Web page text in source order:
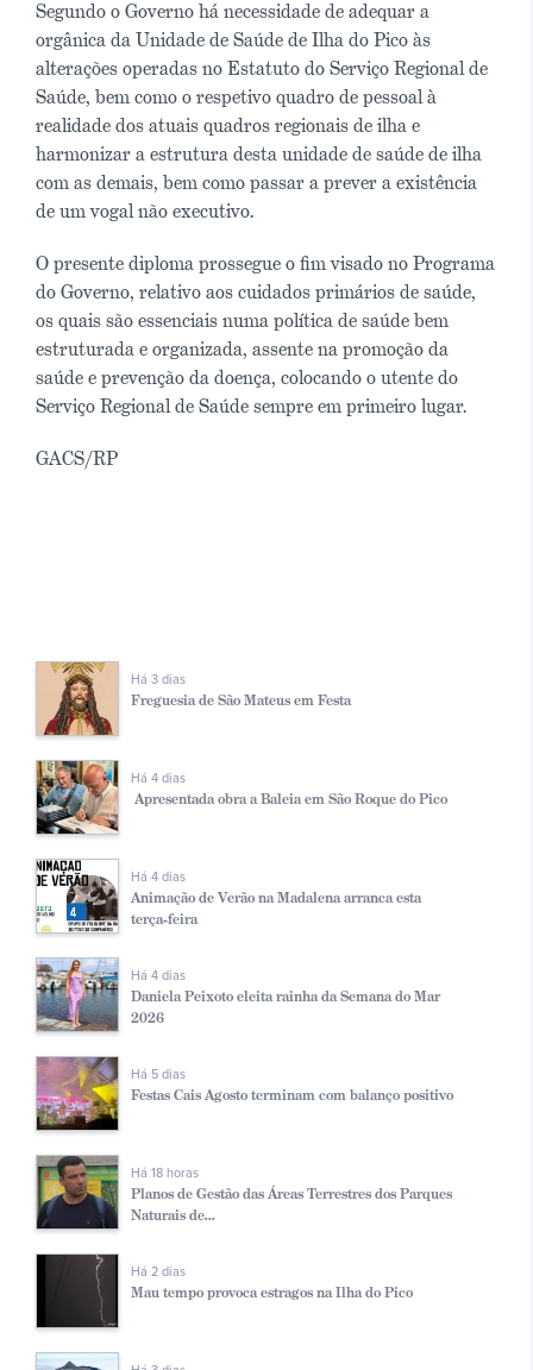
Segundo o Governo há necessidade de adequar a
orgânica da Unidade de Saúde de Ilha do Pico às
alterações operadas no Estatuto do Serviço Regional de
Saúde, bem como o respetivo quadro de pessoal à
realidade dos atuais quadros regionais de ilha e
harmonizar a estrutura desta unidade de saúde de ilha
com as demais, bem como passar a prever a existência
de um vogal não executivo.
O presente diploma prossegue o fim visado no Programa
do Governo, relativo aos cuidados primários de saúde,
os quais são essenciais numa política de saúde bem
estruturada e organizada, assente na promoção da
saúde e prevenção da doença, colocando o utente do
Serviço Regional de Saúde sempre em primeiro lugar.
GACS/RP
Há 3 dias
Freguesia de São Mateus em Festa
Há 4 dias
Apresentada obra a Baleia em São Roque do Pico
Há 4 dias
Animação de Verão na Madalena arranca esta
terça-feira
Há 4 dias
Daniela Peixoto eleita rainha da Semana do Mar
2026
Há 5 dias
Festas Cais Agosto terminam com balanço positivo
Há 18 horas
Planos de Gestão das Áreas Terrestres dos Parques
Naturais de...
Há 2 dias
Mau tempo provoca estragos na Ilha do Pico